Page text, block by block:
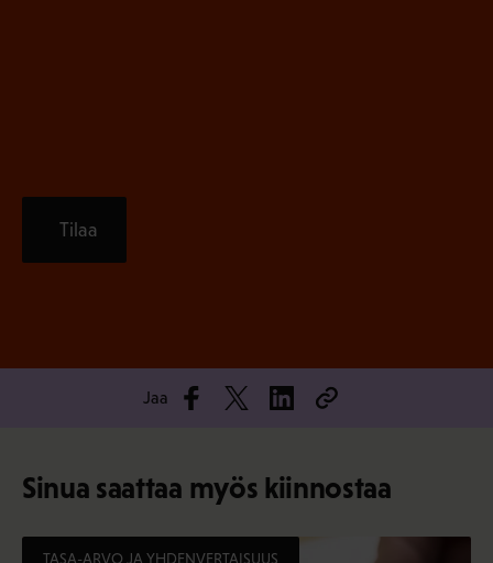
Tilaa
Jaa
Sinua saattaa myös kiinnostaa
TASA-ARVO JA YHDENVERTAISUUS